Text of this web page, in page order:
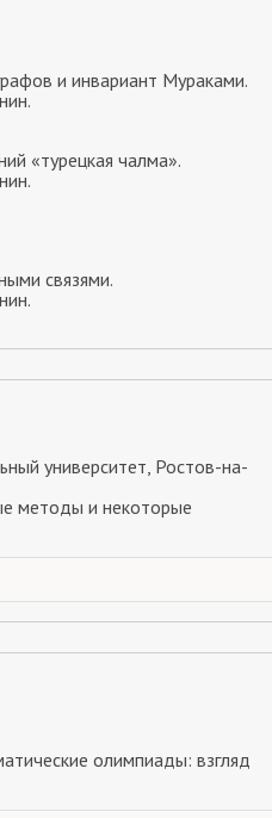
и инвариант Мураками.
«турецкая чалма».
связями.
университет, Ростов-на-
методы и некоторые
олимпиады: взгляд